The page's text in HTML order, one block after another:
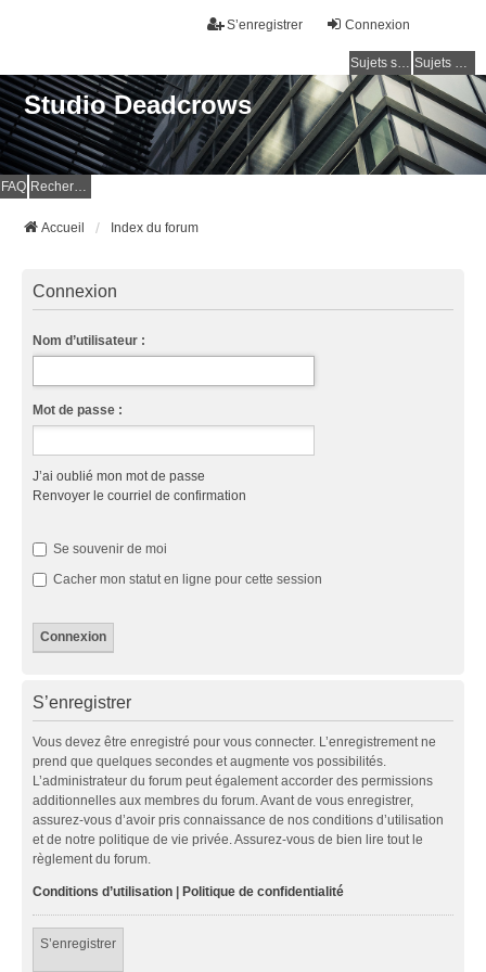
Connexion
S’enregistrer
Sujets sans réponse Sujets actifs
Studio Deadcrows
FAQ Rechercher
Accueil Index du forum
Connexion
Nom d’utilisateur :
Mot de passe :
J’ai oublié mon mot de passe
Renvoyer le courriel de confirmation
Se souvenir de moi
Cacher mon statut en ligne pour cette session
S’enregistrer
Vous devez être enregistré pour vous connecter. L’enregistrement ne
prend que quelques secondes et augmente vos possibilités.
L’administrateur du forum peut également accorder des permissions
additionnelles aux membres du forum. Avant de vous enregistrer,
assurez-vous d’avoir pris connaissance de nos conditions d’utilisation
et de notre politique de vie privée. Assurez-vous de bien lire tout le
règlement du forum.
Conditions d’utilisation | Politique de confidentialité
S’enregistrer